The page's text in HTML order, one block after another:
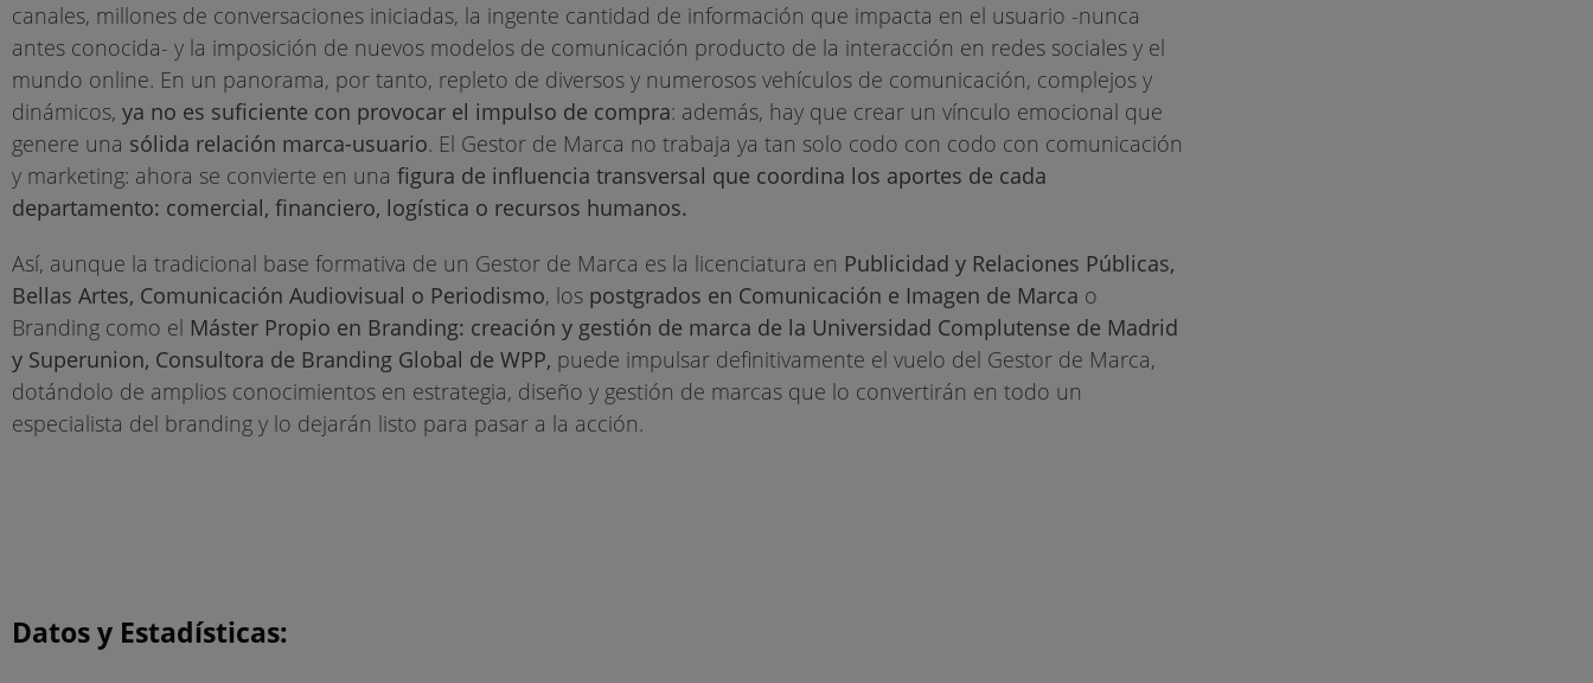
canales, millones de conversaciones iniciadas, la ingente cantidad de información que impacta en el usuario -nunca
antes conocida- y la imposición de nuevos modelos de comunicación producto de la interacción en redes sociales y el
mundo online. En un panorama, por tanto, repleto de diversos y numerosos vehículos de comunicación, complejos y
dinámicos, ya no es suficiente con provocar el impulso de compra: además, hay que crear un vínculo emocional que
genere una sólida relación marca-usuario. El Gestor de Marca no trabaja ya tan solo codo con codo con comunicación
y marketing: ahora se convierte en una figura de influencia transversal que coordina los aportes de cada
departamento: comercial, financiero, logística o recursos humanos.
Así, aunque la tradicional base formativa de un Gestor de Marca es la licenciatura en Publicidad y Relaciones Públicas,
Bellas Artes, Comunicación Audiovisual o Periodismo, los postgrados en Comunicación e Imagen de Marca o
Branding como el Máster Propio en Branding: creación y gestión de marca de la Universidad Complutense de Madrid
y Superunion, Consultora de Branding Global de WPP, puede impulsar definitivamente el vuelo del Gestor de Marca,
dotándolo de amplios conocimientos en estrategia, diseño y gestión de marcas que lo convertirán en todo un
especialista del branding y lo dejarán listo para pasar a la acción.
Datos y Estadísticas: